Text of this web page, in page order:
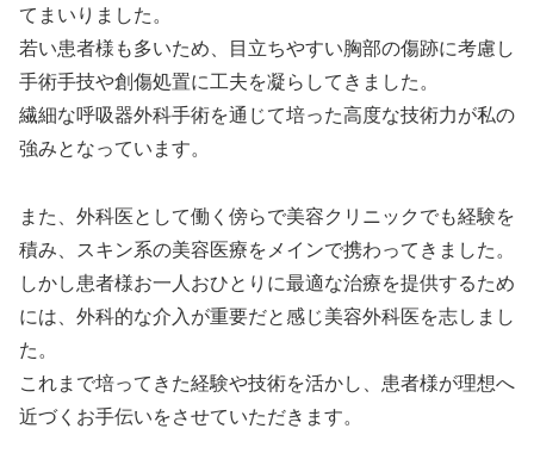
てまいりました。
若い患者様も多いため、目立ちやすい胸部の傷跡に考慮し
手術手技や創傷処置に工夫を凝らしてきました。
繊細な呼吸器外科手術を通じて培った高度な技術力が私の
強みとなっています。
また、外科医として働く傍らで美容クリニックでも経験を
積み、スキン系の美容医療をメインで携わってきました。
しかし患者様お一人おひとりに最適な治療を提供するため
には、外科的な介入が重要だと感じ美容外科医を志しまし
た。
これまで培ってきた経験や技術を活かし、患者様が理想へ
近づくお手伝いをさせていただきます。